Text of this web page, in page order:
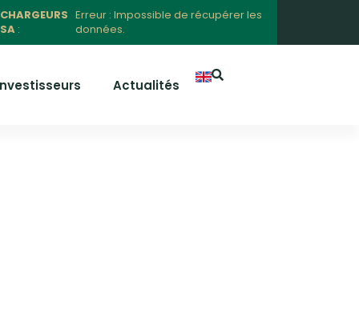
CHARGEURS
SA:
Erreur : Impossible de récupérer les
données.
Actualités